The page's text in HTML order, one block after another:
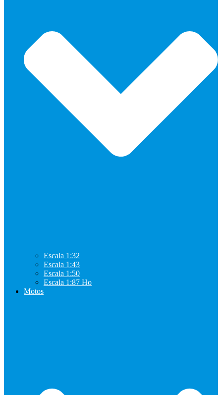
Escala 1:32
Escala 1:43
Escala 1:50
Escala 1:87 Ho
Motos